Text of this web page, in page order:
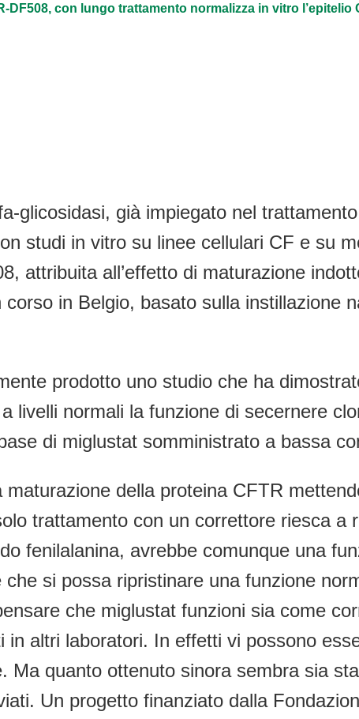
DF508, con lungo trattamento normalizza in vitro l’epitelio
glicosidasi, già impiegato nel
studi in vitro su linee cellulari CF e su
attribuita all’effetto di maturazione
in Belgio, basato sulla instillazione
prodotto uno studio che ha
livelli normali la funzione di secernere
di miglustat somministrato a bassa
della proteina CFTR
trattamento con un correttore riesca
fenilalanina, avrebbe comunque una
si possa ripristinare una funzione
che miglustat funzioni sia come
altri laboratori. In effetti vi possono
Ma quanto ottenuto sinora sembra sia
Un progetto finanziato dalla